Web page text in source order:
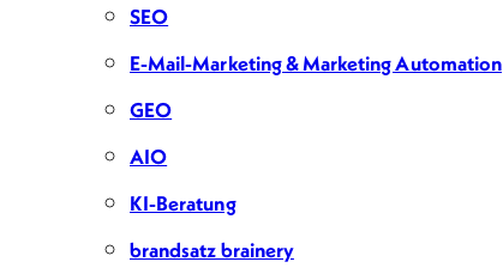
SEO
E-Mail-Marketing & Marketing Automation
GEO
AIO
KI-Beratung
brandsatz brainery